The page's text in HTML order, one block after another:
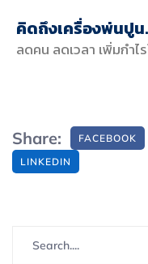
คิดถึงเครื่องพ่นปู
ลดคน ลดเวลา เพิ่มกำไ
Share: FACEBOOK
LINKEDIN